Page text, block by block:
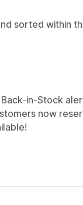
sorted within
in-Stock
now